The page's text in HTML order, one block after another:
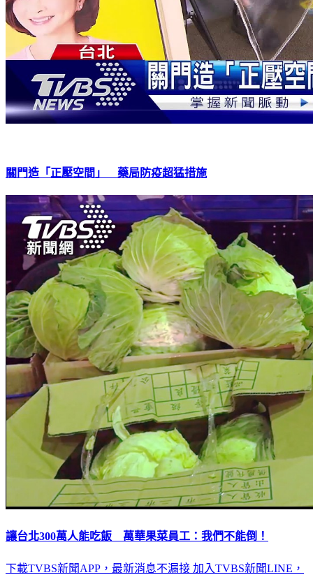
關門造「正壓空間」 藥局防疫超猛措施
讓台北300萬人能吃飯 萬華果菜員工：我們不能倒！
下載TVBS新聞APP，最新消息不漏接 加入TVBS新聞LINE，